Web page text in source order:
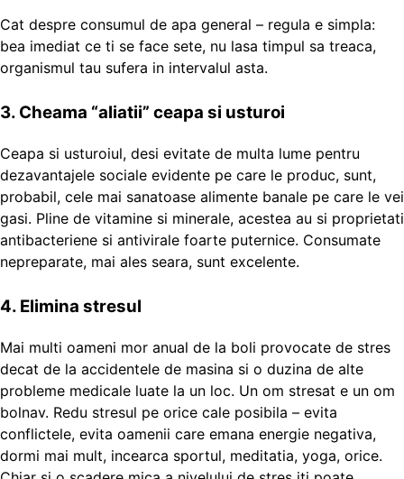
Cat despre consumul de apa general – regula e simpla:
bea imediat ce ti se face sete, nu lasa timpul sa treaca,
organismul tau sufera in intervalul asta.
3. Cheama “aliatii” ceapa si usturoi
Ceapa si usturoiul, desi evitate de multa lume pentru
dezavantajele sociale evidente pe care le produc, sunt,
probabil, cele mai sanatoase alimente banale pe care le vei
gasi. Pline de vitamine si minerale, acestea au si proprietati
antibacteriene si antivirale foarte puternice. Consumate
nepreparate, mai ales seara, sunt excelente.
4. Elimina stresul
Mai multi oameni mor anual de la boli provocate de stres
decat de la accidentele de masina si o duzina de alte
probleme medicale luate la un loc. Un om stresat e un om
bolnav. Redu stresul pe orice cale posibila – evita
conflictele, evita oamenii care emana energie negativa,
dormi mai mult, incearca sportul, meditatia, yoga, orice.